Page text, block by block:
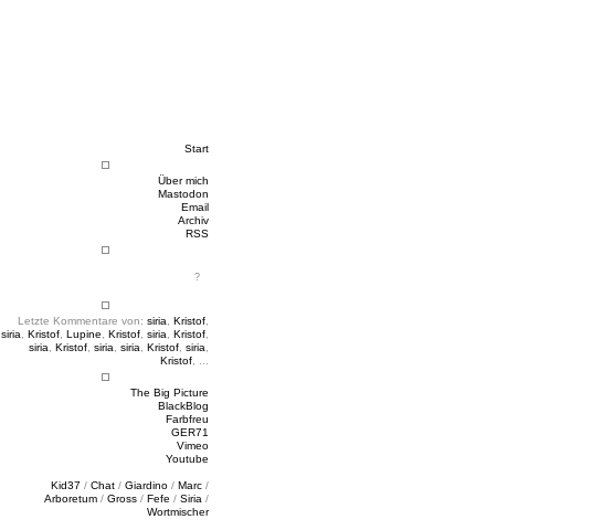
Start
Über mich
Mastodon
Email
Archiv
RSS
Letzte Kommentare von: siria Kristof
siria
Kristof Lupine Kristof siria Kristof
siria
Kristof siria siria Kristof siria
Kristof
The Big Picture
BlackBlog
Farbfreu
GER71
Vimeo
Youtube
Kid37 / Chat / Giardino / Marc /
Arboretum / Gross / Fefe / Siria /
Wortmischer